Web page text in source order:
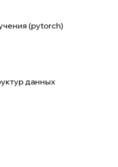
(pytorch)
данных